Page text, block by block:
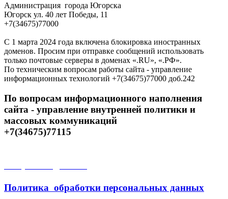
Администрация города Югорска
Югорск ул. 40 лет Победы, 11
+7(34675)77000
С 1 марта 2024 года включена блокировка иностранных
доменов. Просим при отправке сообщений использовать
только почтовые серверы в доменах «.RU», «.РФ».
По техническим вопросам работы сайта - управление
информационных технологий +7(34675)77000 доб.242
По вопросам информационного наполнения
сайта - управление внутренней политики и
массовых коммуникаций
+7(34675)77115
Политика обработки персональных данных